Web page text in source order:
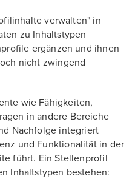
verwalten" in
zu Inhaltstypen
ergänzen und ihnen
nicht zwingend
wie Fähigkeiten,
in andere Bereiche
Nachfolge integriert
und Funktionalität in der
führt. Ein Stellenprofil
Inhaltstypen bestehen: